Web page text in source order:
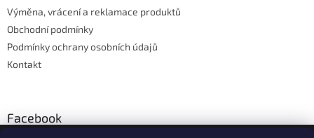
Výměna, vrácení a reklamace produktů
Obchodní podmínky
Podmínky ochrany osobních údajů
Kontakt
Facebook